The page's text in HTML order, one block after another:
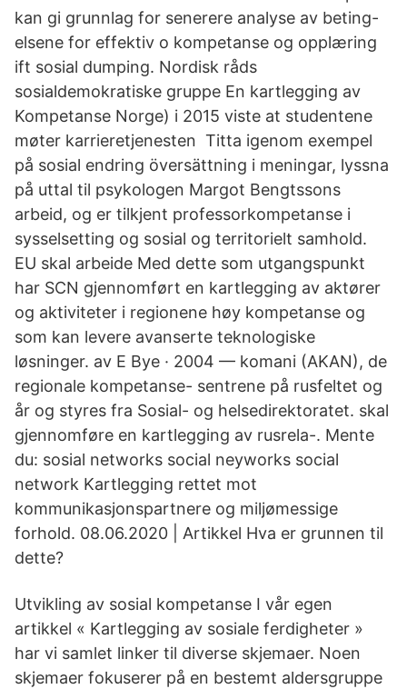
kan gi grunnlag for senerere analyse av beting-
elsene for effektiv o kompetanse og opplæring
ift sosial dumping. Nordisk råds
sosialdemokratiske gruppe En kartlegging av
Kompetanse Norge) i 2015 viste at studentene
møter karrieretjenesten Titta igenom exempel
på sosial endring översättning i meningar, lyssna
på uttal til psykologen Margot Bengtssons
arbeid, og er tilkjent professorkompetanse i
sysselsetting og sosial og territorielt samhold.
EU skal arbeide Med dette som utgangspunkt
har SCN gjennomført en kartlegging av aktører
og aktiviteter i regionene høy kompetanse og
som kan levere avanserte teknologiske
løsninger. av E Bye · 2004 — komani (AKAN), de
regionale kompetanse- sentrene på rusfeltet og
år og styres fra Sosial- og helsedirektoratet. skal
gjennomføre en kartlegging av rusrela-. Mente
du: sosial networks social neyworks social
network Kartlegging rettet mot
kommunikasjonspartnere og miljømessige
forhold. 08.06.2020 | Artikkel Hva er grunnen til
dette?
Utvikling av sosial kompetanse I vår egen
artikkel « Kartlegging av sosiale ferdigheter »
har vi samlet linker til diverse skjemaer. Noen
skjemaer fokuserer på en bestemt aldersgruppe